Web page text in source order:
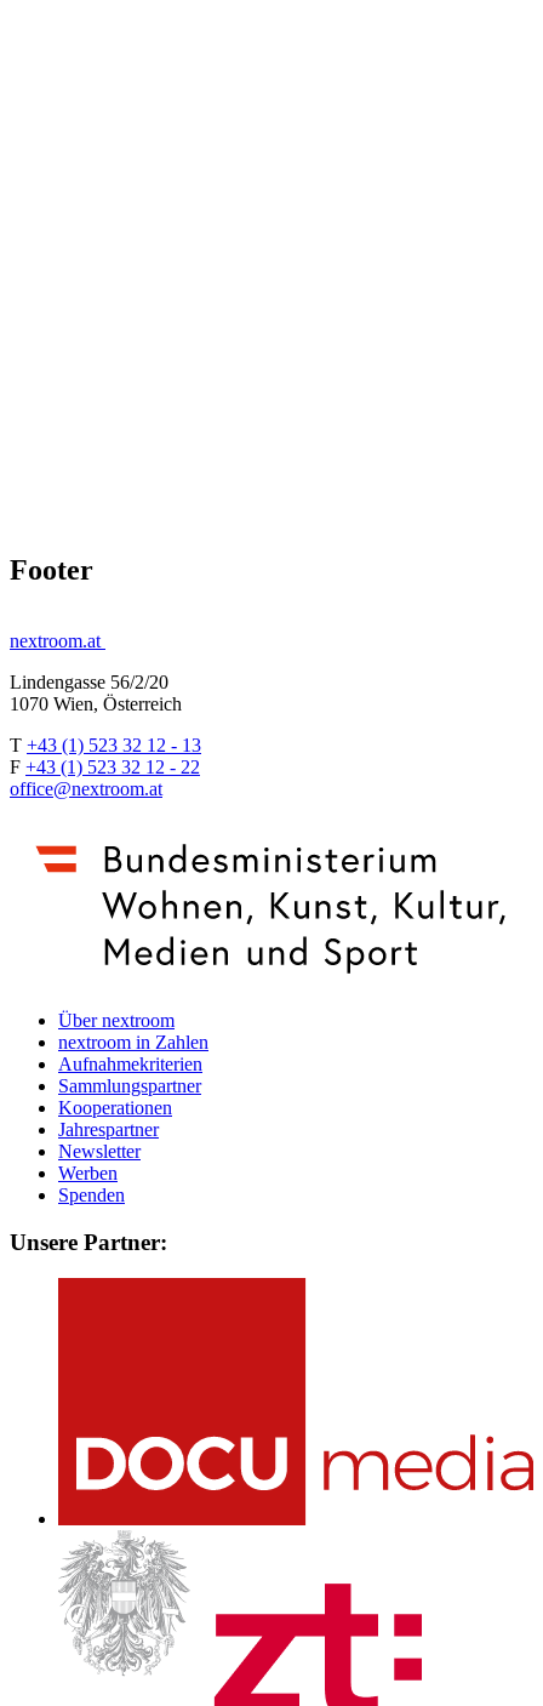
Footer
nextroom.at
Lindengasse 56/2/20
1070 Wien, Österreich
T +43 (1) 523 32 12 - 13
F +43 (1) 523 32 12 - 22
office@nextroom.at
Über nextroom
nextroom in Zahlen
Aufnahmekriterien
Sammlungspartner
Kooperationen
Jahrespartner
Newsletter
Werben
Spenden
Unsere Partner: